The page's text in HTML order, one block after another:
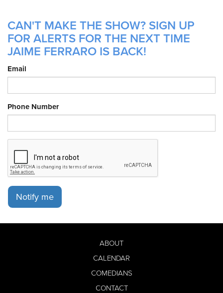
CAN'T MAKE THE SHOW? SIGN UP
FOR ALERTS FOR THE NEXT TIME
JAIME FERRARO IS BACK!
Email
Phone Number
Notify me
ABOUT
CALENDAR
COMEDIANS
CONTACT